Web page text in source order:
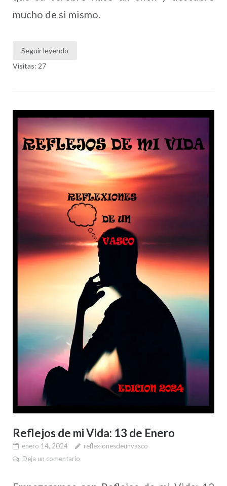
mucho de si mismo.
Seguir leyendo
Visitas: 27
Reflejos de mi Vida: 13 de Enero
enero 14, 2024
reflexionesdeunvasco
Deja un comentario